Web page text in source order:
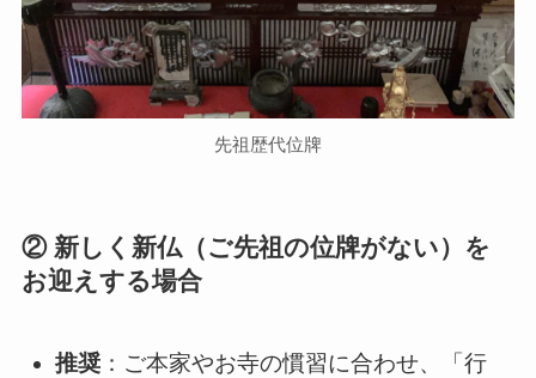
先祖歴代位牌
② 新しく新仏（ご先祖の位牌がない）を
お迎えする場合
推奨 ：ご本家やお寺の慣習に合わせ、「行